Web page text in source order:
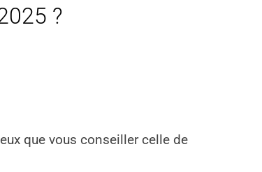
?
que vous conseiller celle de